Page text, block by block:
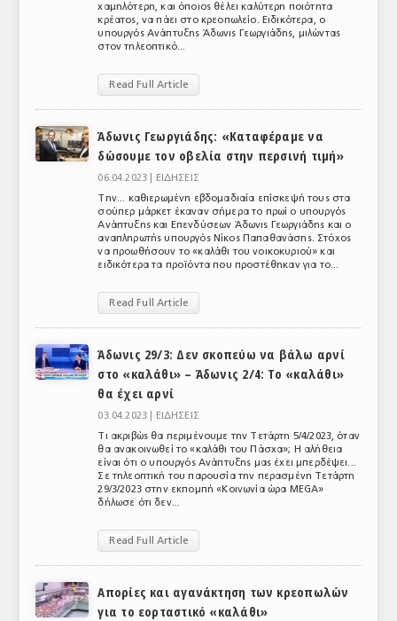
ΝΟΜΟΘΕΣΙΑ
ΕΥΡΩΠΑΪΚΗ ΝΟΜΟΘΕΣΙΑ
ΑΡΧΕΙΟ ΤΕΥΧΩΝ
ΣΥΝΕΔΡΙΟ ΚΡΕΑΤΟΣ
χαμηλότερη, και όποιος θέλει καλύτερη ποιότητα
κρέατος, να πάει στο κρεοπωλείο. Ειδικότερα, ο
υπουργός Ανάπτυξης Άδωνις Γεωργιάδης, μιλώντας
στον τηλεοπτικό...
Read Full Article
Άδωνις Γεωργιάδης: «Καταφέραμε να
δώσουμε τον οβελία στην περσινή τιμή»
06.04.2023 |
ΕΙΔΗΣΕΙΣ
Την... καθιερωμένη εβδομαδιαία επίσκεψή τους στα
σούπερ μάρκετ έκαναν σήμερα το πρωί ο υπουργός
Ανάπτυξης και Επενδύσεων Άδωνις Γεωργιάδης και ο
αναπληρωτής υπουργός Νίκος Παπαθανάσης. Στόχος
να προωθήσουν το «καλάθι του νοικοκυριού» και
ειδικότερα τα προϊόντα που προστέθηκαν για το...
Read Full Article
Άδωνις 29/3: Δεν σκοπεύω να βάλω αρνί
στο «καλάθι» – Άδωνις 2/4: Το «καλάθι»
θα έχει αρνί
03.04.2023 |
ΕΙΔΗΣΕΙΣ
Τι ακριβώς θα περιμένουμε την Τετάρτη 5/4/2023, όταν
θα ανακοινωθεί το «καλάθι του Πάσχα»; Η αλήθεια
είναι ότι ο υπουργός Ανάπτυξης μας έχει μπερδέψει...
Σε τηλεοπτική του παρουσία την περασμένη Τετάρτη
29/3/2023 στην εκπομπή «Κοινωνία ώρα MEGA»
δήλωσε ότι δεν...
Read Full Article
Απορίες και αγανάκτηση των κρεοπωλών
για το εορταστικό «καλάθι»